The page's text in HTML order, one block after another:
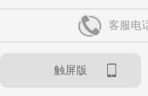
客服电
触屏版